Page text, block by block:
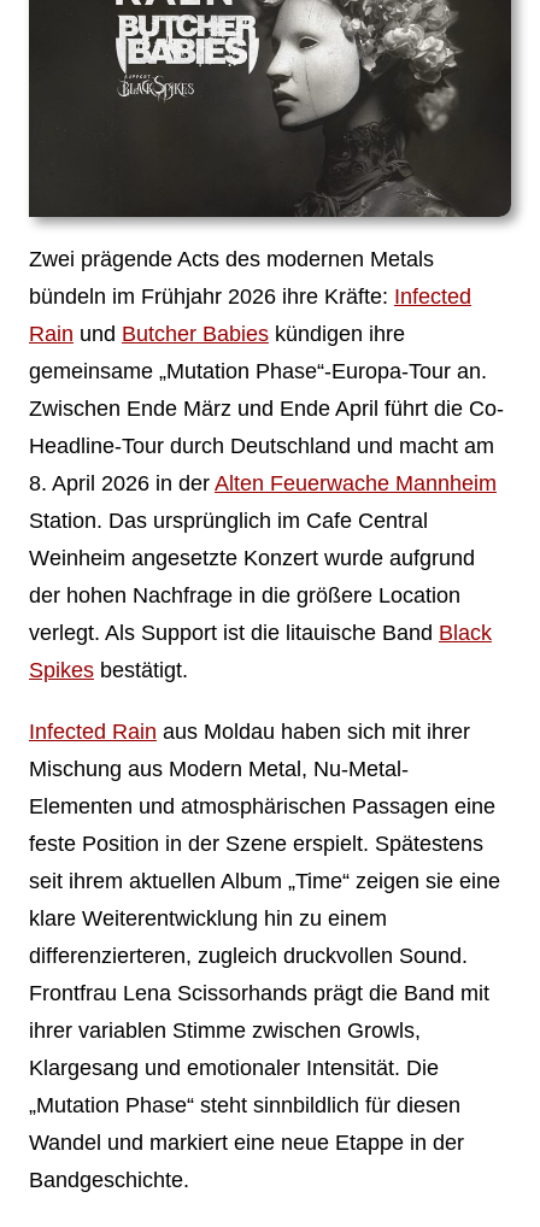
Zwei prägende Acts des modernen Metals
bündeln im Frühjahr 2026 ihre Kräfte: Infected
Rain und Butcher Babieskündigen ihre
gemeinsame „Mutation Phase“-Europa-Tour an.
Zwischen Ende März und Ende April führt die Co-
Headline-Tour durch Deutschland und macht am
8. April 2026 in der Alten Feuerwache Mannheim
Station. Das ursprünglich im Cafe Central
Weinheim angesetzte Konzert wurde aufgrund
der hohen Nachfrage in die größere Location
verlegt. Als Support ist die litauische Band Black
Spikesbestätigt.
Infected Rain aus Moldau haben sich mit ihrer
Mischung aus Modern Metal, Nu-Metal-
Elementen und atmosphärischen Passagen eine
feste Position in der Szene erspielt. Spätestens
seit ihrem aktuellen Album „Time“ zeigen sie eine
klare Weiterentwicklung hin zu einem
differenzierteren, zugleich druckvollen Sound.
Frontfrau Lena Scissorhands prägt die Band mit
ihrer variablen Stimme zwischen Growls,
Klargesang und emotionaler Intensität. Die
„Mutation Phase“ steht sinnbildlich für diesen
Wandel und markiert eine neue Etappe in der
Bandgeschichte.